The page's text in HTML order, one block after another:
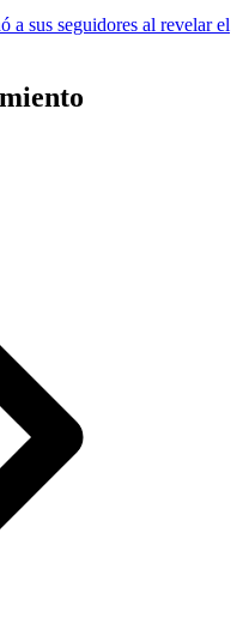
a sus seguidores al revelar el